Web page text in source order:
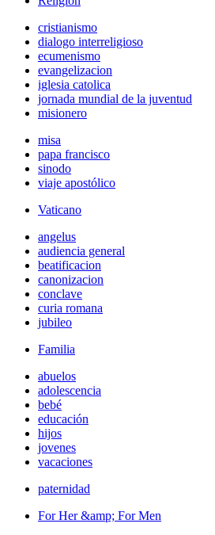
cristianismo
dialogo interreligioso
ecumenismo
evangelizacion
iglesia catolica
jornada mundial de la juventud
misionero
misa
papa francisco
sinodo
viaje apostólico
Vaticano
angelus
audiencia general
beatificacion
canonizacion
conclave
curia romana
jubileo
Familia
abuelos
adolescencia
bebé
educación
hijos
jovenes
vacaciones
paternidad
For Her &amp; For Men